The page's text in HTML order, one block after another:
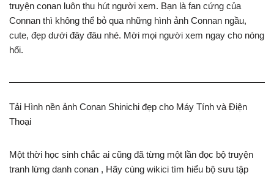
truyện conan luôn thu hút người xem. Bạn là fan cứng của
Connan thì không thể bỏ qua những hình ảnh Connan ngầu,
cute, đẹp dưới đây đâu nhé. Mời mọi người xem ngay cho nóng
hổi.
Tải Hình nền ảnh Conan Shinichi đẹp cho Máy Tính và Điện
Thoại
Một thời học sinh chắc ai cũng đã từng một lần đọc bộ truyện
tranh lừng danh conan , Hãy cùng wikici tìm hiểu bộ sưu tập